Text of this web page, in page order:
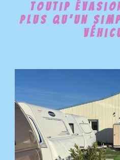
Toutip
Plus Qu’un